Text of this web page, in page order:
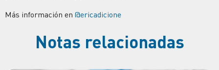
Más información en @ericadicione
Notas relacionadas